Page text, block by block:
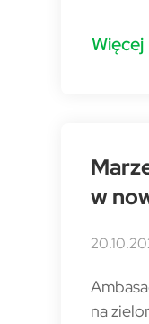
Więcej
w
na